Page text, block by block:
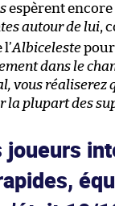
espèrent encore
autour de lui,
Albicelestepour
dans le
vous réaliserez
la plupart des
joueurs